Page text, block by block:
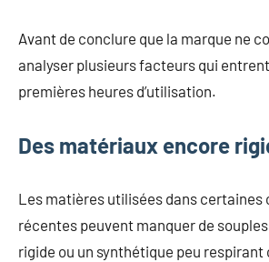
encore.
Avant de conclure que la marque ne
analyser plusieurs facteurs qui
premières heures d’utilisation.
Des matériaux encore
Les matières utilisées dans certaines
récentes peuvent manquer de
rigide ou un synthétique peu